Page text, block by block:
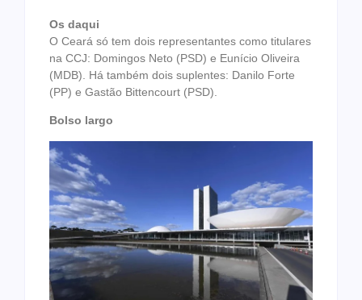
Os daqui
O Ceará só tem dois representantes como titulares
na CCJ: Domingos Neto (PSD) e Eunício Oliveira
(MDB). Há também dois suplentes: Danilo Forte
(PP) e Gastão Bittencourt (PSD).
Bolso largo